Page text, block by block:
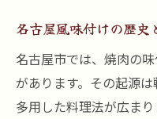
名古屋風味付けの歴史
名古屋市では、焼肉の
があります。その起源
多用した料理法が広ま